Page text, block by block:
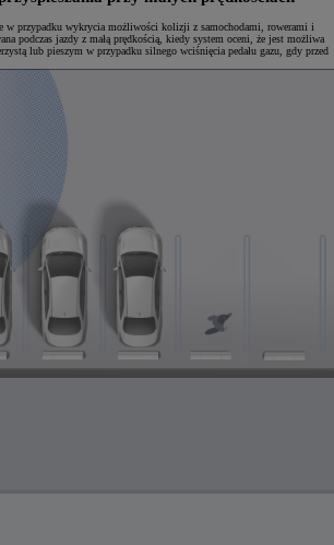
w przypadku wykrycia możliwości kolizji z samochodami, rowerami i
podczas jazdy z małą prędkością, kiedy system oceni, że jest możliwa
lub pieszym w przypadku silnego wciśnięcia pedału gazu, gdy przed
0:04 / 0:16